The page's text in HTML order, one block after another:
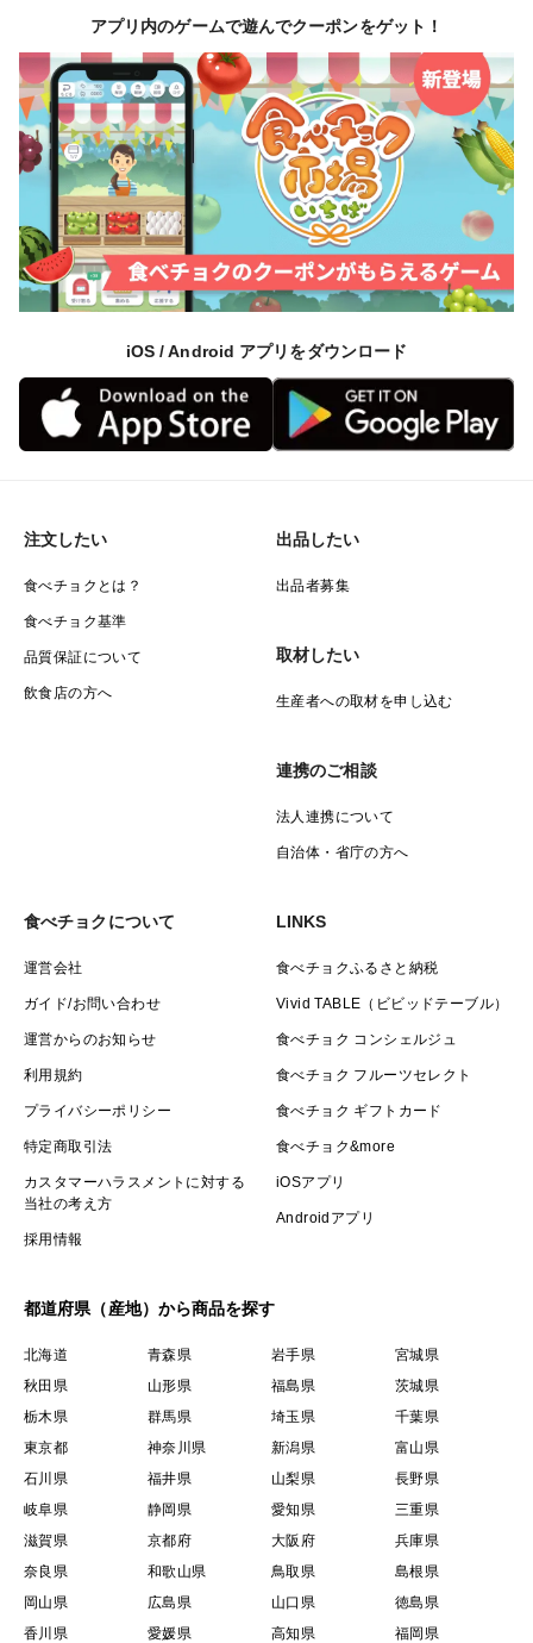
アプリ内のゲームで遊んでクーポンをゲット！
iOS / Android アプリをダウンロード
注文したい
食べチョクとは？
食べチョク基準
品質保証について
飲食店の方へ
出品したい
出品者募集
取材したい
生産者への取材を申し込む
連携のご相談
法人連携について
自治体・省庁の方へ
食べチョクについて
運営会社
ガイド/お問い合わせ
運営からのお知らせ
利用規約
プライバシーポリシー
特定商取引法
カスタマーハラスメントに対する
当社の考え方
採用情報
LINKS
食べチョクふるさと納税
Vivid TABLE（ビビッドテーブル）
食べチョク コンシェルジュ
食べチョク フルーツセレクト
食べチョク ギフトカード
食べチョク&more
iOSアプリ
Androidアプリ
都道府県（産地）から商品を探す
北海道 青森県 岩手県
宮城県
秋田県
山形県 福島県
茨城県
栃木県
群馬県 埼玉県
千葉県
東京都
神奈川県 新潟県
富山県
石川県
福井県 山梨県
長野県
岐阜県
静岡県 愛知県
三重県
滋賀県
京都府 大阪府
兵庫県
奈良県
和歌山県 鳥取県
島根県
岡山県
広島県 山口県
徳島県
香川県
愛媛県 高知県 福岡県